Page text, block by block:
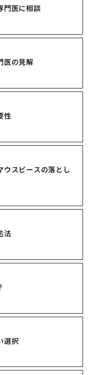
門医に相談
医の見解
性
ウスピースの落とし
法
選択